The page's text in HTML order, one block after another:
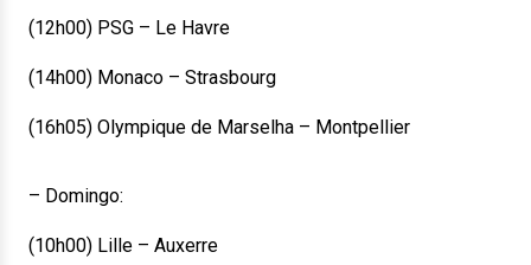
(12h00) PSG – Le Havre
(14h00) Monaco – Strasbourg
(16h05) Olympique de Marselha – Montpellier
– Domingo:
(10h00) Lille – Auxerre